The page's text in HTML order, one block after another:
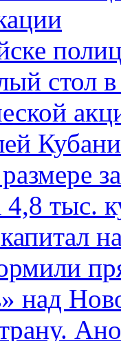
стол
4,8 тыс.
над